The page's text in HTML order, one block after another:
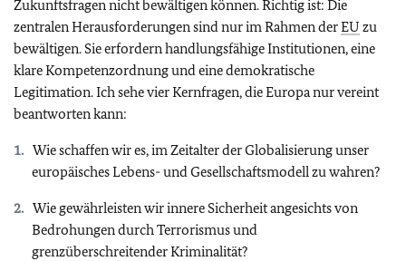
Zukunftsfragen nicht bewältigen können. Richtig ist: Die
zentralen Herausforderungen sind nur im Rahmen derEU zu
bewältigen. Sie erfordern handlungsfähige Institutionen, eine
klare Kompetenzordnung und eine demokratische
Legitimation. Ich sehe vier Kernfragen, die Europa nur vereint
beantworten kann:
Wie schaffen wir es, im Zeitalter der Globalisierung unser
europäisches Lebens- und Gesellschaftsmodell zu wahren?
Wie gewährleisten wir innere Sicherheit angesichts von
Bedrohungen durch Terrorismus und
grenzüberschreitender Kriminalität?